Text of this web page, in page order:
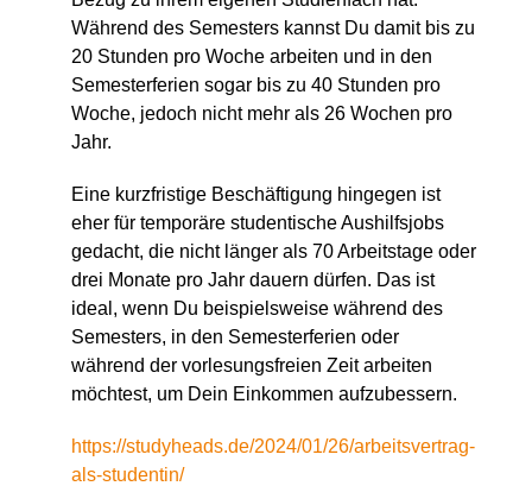
Während des Semesters kannst Du damit bis zu
20 Stunden pro Woche arbeiten und in den
Semesterferien sogar bis zu 40 Stunden pro
Woche, jedoch nicht mehr als 26 Wochen pro
Jahr.
Eine kurzfristige Beschäftigung hingegen ist
eher für temporäre studentische Aushilfsjobs
gedacht, die nicht länger als 70 Arbeitstage oder
drei Monate pro Jahr dauern dürfen. Das ist
ideal, wenn Du beispielsweise während des
Semesters, in den Semesterferien oder
während der vorlesungsfreien Zeit arbeiten
möchtest, um Dein Einkommen aufzubessern.
https://studyheads.de/2024/01/26/arbeitsvertrag-
als-studentin/